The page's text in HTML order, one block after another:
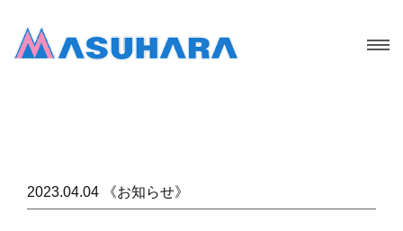
2023.04.04 《お知らせ》